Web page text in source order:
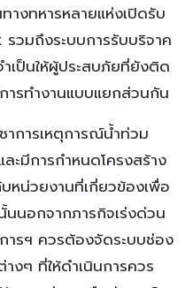
งทหารหลายแห่งเปิดรับ
วมถึงระบบการรับบริจาค
เป็นให้ผู้ประสบภัยที่ยังติด
รทำงานแบบแยกส่วนกัน
การเหตุการณ์น้ำท่วม
ะมีการกำหนดโครงสร้าง
หน่วยงานที่เกี่ยวข้องเพื่อ
นนอกจากภารกิจเร่งด่วน
รฯ ควรต้องจัดระบบช่อง
งๆ ที่ให้ดำเนินการควร